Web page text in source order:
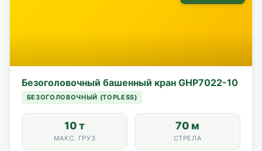
Безоголовочный башенный кран GHP7022-10
БЕЗОГОЛОВОЧНЫЙ (TOPLESS)
10 т
МАКС. ГРУЗ
70 м
СТРЕЛА